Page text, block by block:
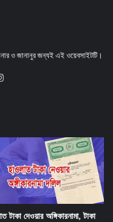
ও জানানুর জন্যই এই ওয়েবসাইটটি।
টাকা দেওয়ার অঙ্গিকারনামা, টাকা